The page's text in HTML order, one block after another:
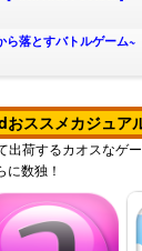
ら落とすバトルゲーム~
ススメカジュア
荷するカオスなゲ
数独！